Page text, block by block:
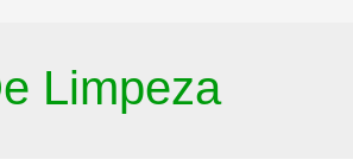
Limpeza